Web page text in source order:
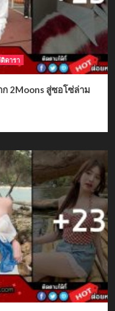
ดารา
2Moons สู่ซอโซ่ล่าม